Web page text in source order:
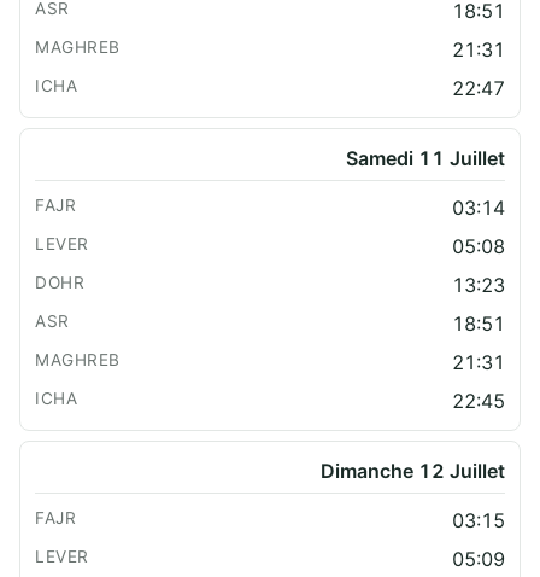
18:51
21:31
22:47
Samedi 11 Juillet
03:14
05:08
13:23
18:51
21:31
22:45
Dimanche 12 Juillet
03:15
05:09